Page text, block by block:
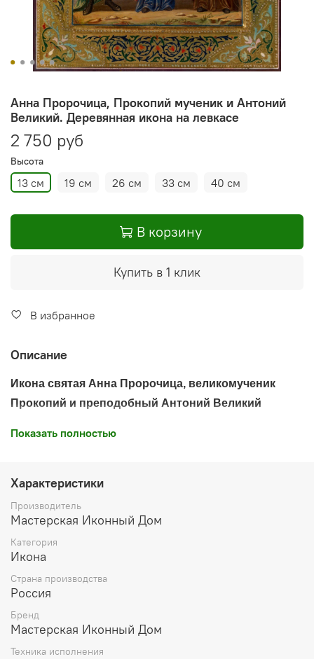
Анна Пророчица, Прокопий мученик и Антоний
Великий. Деревянная икона на левкасе
2 750 руб
Высота
13 см 19 см 26 см 33 см 40 см
В корзину
Купить в 1 клик
В избранное
Описание
Икона святая Анна Пророчица, великомученик
Прокопий и преподобный Антоний Великий
Оригинал иконы около 1900 года.
Дерево,левкас
Икона освящена
Производитель: мастерская "Иконный Дом", Россия
Показать полностью
Характеристики
Производитель
Мастерская Иконный Дом
Категория
Икона
Страна производства
Россия
Бренд
Мастерская Иконный Дом
Техника исполнения